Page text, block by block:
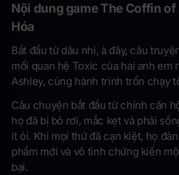
Nội dung gameThe Coffin
Hóa
Bắt đầu từ dâu nhỉ, à đây, câu
mối quan hệ Toxic của hai anh em
Ashley, cùng hành trình trốn chạy
Câu chuyện bắt đầu từ chính căn
họ đã bị bỏ rơi, mắc kẹt và phải
ít ỏi. Khi mọi thứ đã cạn kiệt, họ
phẩm mới và vô tình chứng kiến
bại.